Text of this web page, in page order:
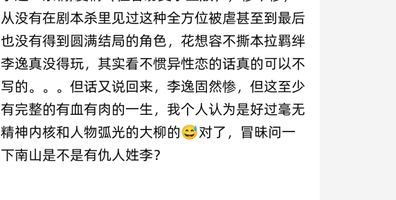
从没有在剧本杀里见过这种全方位被虐甚至到最后
也没有得到圆满结局的角色，花想容不撕本拉羁绊
李逸真没得玩，其实看不惯异性恋的话真的可以不
写的。。。但话又说回来，李逸固然惨，但这至少
有完整的有血有肉的一生，我个人认为是好过毫无
精神内核和人物弧光的大柳的😅对了，冒昧问一
下南山是不是有仇人姓李？